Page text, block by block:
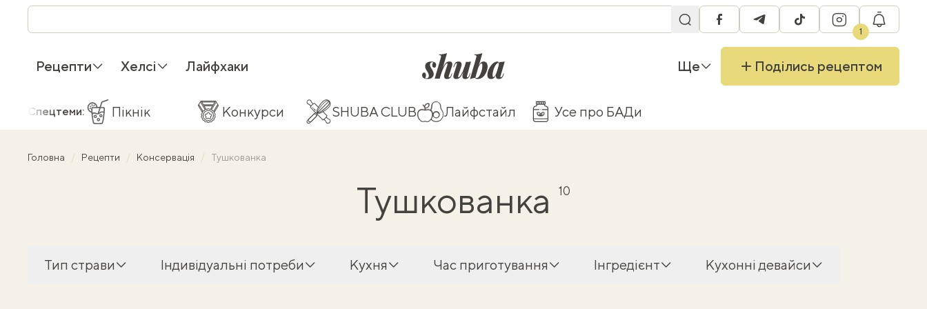
facebooktelegramtiktok instagram
1
Рецепти Хелсі Лайфхаки shuba.life Ще Поділись рецептом
Спецтеми: Пікнік Конкурси SHUBA CLUB Лайфстайл Усе про БАДи
Головна Рецепти Консервація Тушкованка
Тушкованка 10
Тип страви Індивідуальні потреби Кухня Час приготування Інгредієнт Кухонні девайси